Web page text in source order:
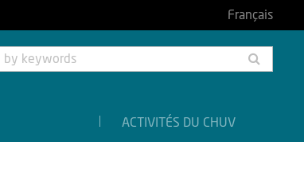
Français
ACTIVITÉS DU CHUV